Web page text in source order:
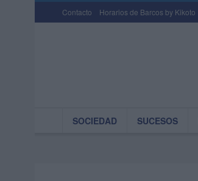
Contacto Horarios de Barcos by Kikoto
SOCIEDAD SUCESOS